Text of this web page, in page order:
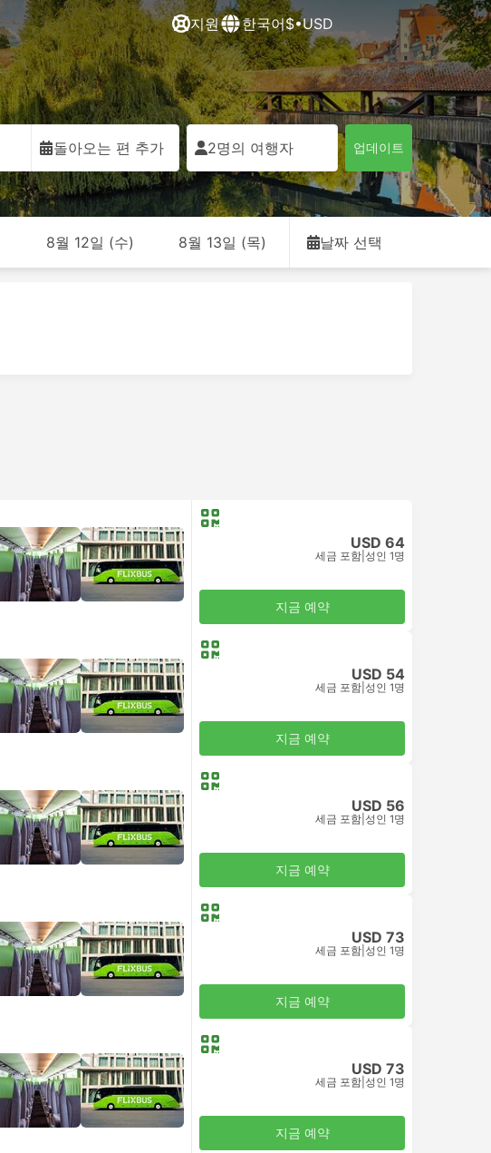
지원 한국어$•USD
돌아오는 편 추가 2명의 여행자 업데이트
8월 12일 (수) 8월 13일 (목) 날짜 선택
USD 64
세금 포함 성인 1명
지금 예약
USD 54
세금 포함 성인 1명
지금 예약
USD 56
세금 포함 성인 1명
지금 예약
USD 73
세금 포함 성인 1명
지금 예약
USD 73
세금 포함 성인 1명
지금 예약